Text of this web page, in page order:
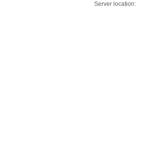
Server location: